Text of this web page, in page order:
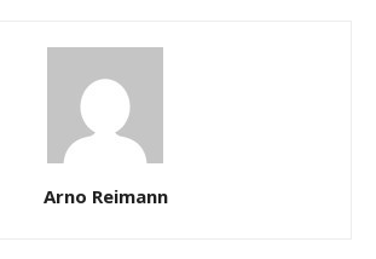
Arno Reimann